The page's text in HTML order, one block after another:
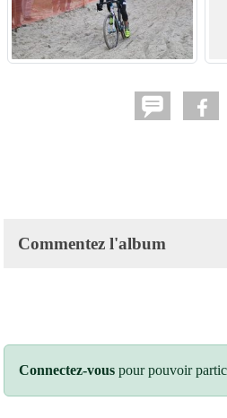
Commentez l'album
Connectez-vous pour pouvoir